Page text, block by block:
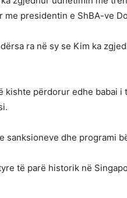
presidentin e ShBA-ve
ra në sy se Kim ka
përdorur edhe babai i
sanksioneve dhe programi
të parë historik në